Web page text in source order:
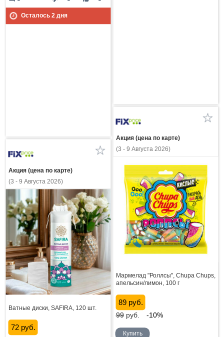
Осталось 2дня
Акция (цена по карте)
(3 - 9 Августа 2026)
Мармелад "Роллсы", Chupa Chups,
апельсин/лимон, 100 г
89 руб.
99руб. -10%
Купить
Акция (цена по карте)
(3 - 9 Августа 2026)
Ватные диски, SAFIRA, 120 шт.
72 руб.